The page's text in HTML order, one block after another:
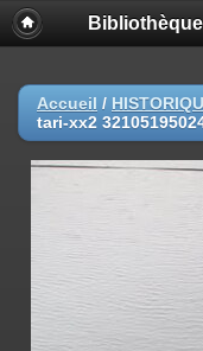
Accueil /
tari-xx2